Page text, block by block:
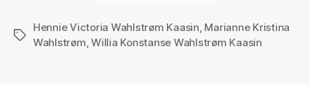
Stikkord
Hennie Victoria Wahlstrøm Kaasin, Marianne Kristina
Wahlstrøm,Willia Konstanse Wahlstrøm Kaasin